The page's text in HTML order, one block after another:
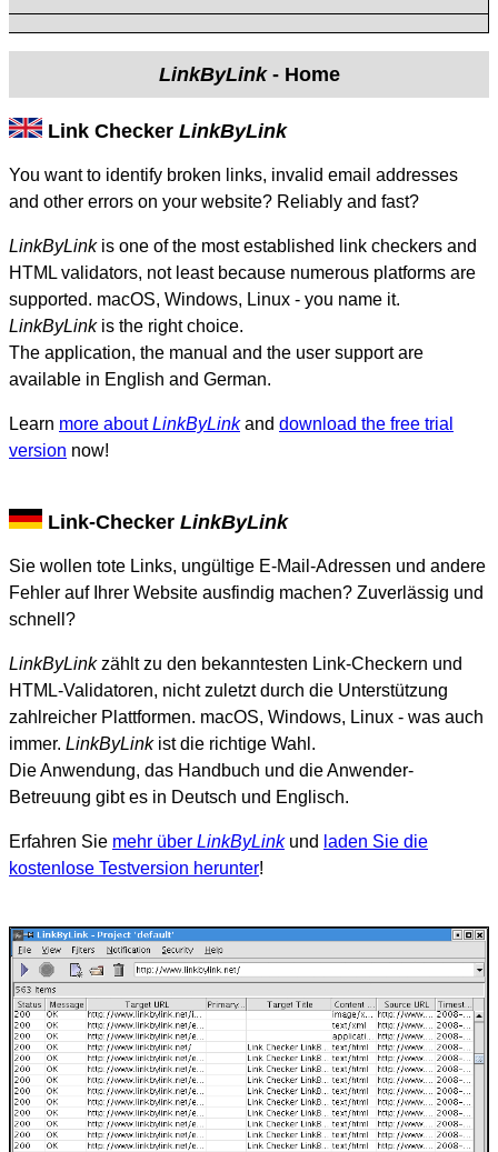
LinkByLink- Home
Link Checker LinkByLink
You want to identify broken links, invalid email addresses
and other errors on your website? Reliably and fast?
LinkByLinkis one of the most established link checkers and
HTML validators, not least because numerous platforms are
supported. macOS, Windows, Linux - you name it.
LinkByLinkis the right choice.
The application, the manual and the user support are
available in English and German.
Learn more aboutLinkByLinkand download the free trial
version now!
Link-Checker LinkByLink
Sie wollen tote Links, ungültige E-Mail-Adressen und andere
Fehler auf Ihrer Website ausfindig machen? Zuverlässig und
schnell?
LinkByLinkzählt zu den bekanntesten Link-Checkern und
HTML-Validatoren, nicht zuletzt durch die Unterstützung
zahlreicher Plattformen. macOS, Windows, Linux - was auch
immer. LinkByLinkist die richtige Wahl.
Die Anwendung, das Handbuch und die Anwender-
Betreuung gibt es in Deutsch und Englisch.
Erfahren Sie mehr über LinkByLinkund laden Sie die
kostenlose Testversion herunter!